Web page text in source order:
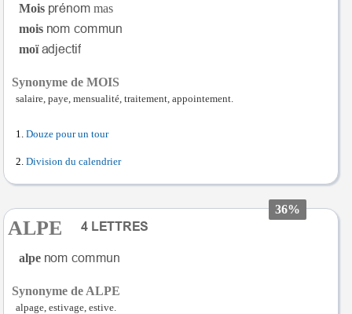
Mois
mas
mois
moï
Synonyme de MOIS
salaire, paye, mensualité, traitement, appointement.
Douze pour un tour
Division du calendrier
36%
ALPE
alpe
Synonyme de ALPE
alpage, estivage, estive.